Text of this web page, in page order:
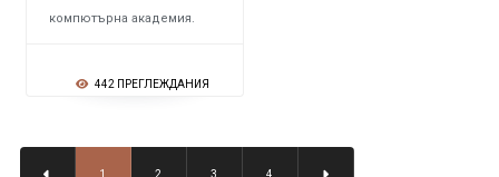
компютърна академия.
442 ПРЕГЛЕЖДАНИЯ
1 2 3 4